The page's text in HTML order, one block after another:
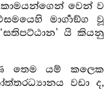
වෙන් ව
මාර්‍ගාඞ්ග වූ
යි කියනු
තෙම යම් කලෙක
වඩා ද,